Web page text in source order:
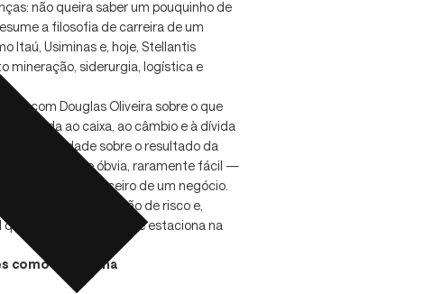
não queira saber um pouquinho de
a filosofia de carreira de um
Itaú, Usiminas e, hoje, Stellantis
mineração, siderurgia, logística e
com Douglas Oliveira sobre o que
ao caixa, ao câmbio e à dívida
sobre o resultado da
— nem sempre óbvia, raramente fácil —
de líder financeiro de um negócio.
gestão de risco e,
cresce daquele que estaciona na
como armadilha